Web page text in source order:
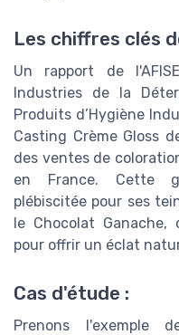
Les chiffres clés
Un rapport de
Industries de la
Produits d’Hygiène
Casting Crème Gloss
des ventes de
en France. Cette
plébiscitée pour ses
le Chocolat
pour offrir un éclat
Cas d'étude :
Prenons l'exemple